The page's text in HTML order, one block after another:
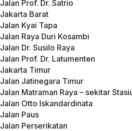
Jalan Prof. Dr. Satrio
Jakarta Barat
Jalan Kyai Tapa
Jalan Raya Duri Kosambi
Jalan Dr. Susilo Raya
Jalan Prof. Dr. Latumenten
Jakarta Timur
Jalan Jatinegara Timur
Jalan Matraman Raya – sekitar
Jalan Otto Iskandardinata
Jalan Paus
Jalan Perserikatan